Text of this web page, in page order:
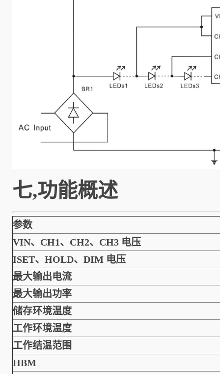
七,功能概述
参数
VIN、CH1、CH2、CH3 电压
ISET、HOLD、DIM 电压
最大输出电流
最大输出功率
储存环境温度
工作环境温度
工作结温范围
HBM